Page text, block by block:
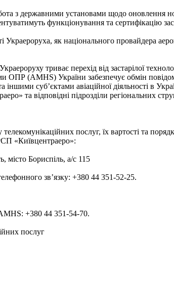
з державними установами щодо оновлення
функціонування та сертифікацію
як національного провайдера
триває перехід від застарілої
ОПР (AMHS) України забезпечує обмін
іншими суб’єктами авіаційної діяльності в
та відповідні підрозділи регіональних
послуг, їх вартості та
«Київцентраеро»:
місто Бориспіль, а/с 115
зв’язку: +380 44 351-52-25.
+380 44 351-54-70.
послуг